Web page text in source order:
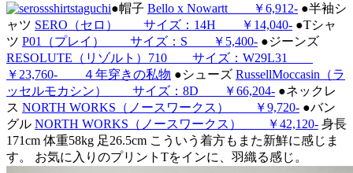
●帽子 Bello x Nowartt ￥6,912- ●半袖シ
ャツ SERO（セロ） サイズ：14H ￥14,040- ●Tシャ
ツ P01（プレイ） サイズ：S ￥5,400- ●ジーンズ
RESOLUTE（リゾルト）710 サイズ：W29L31
￥23,760- ４年穿きの私物 ●シューズ RussellMoccasin（ラ
ッセルモカシン） サイズ：8D ￥66,204- ●ネックレ
ス NORTH WORKS（ノースワークス） ￥9,720- ●バン
グル NORTH WORKS（ノースワークス） ￥42,120- 身長
171cm 体重58kg 足26.5cm こういう着方もまた新鮮に感じま
す。 お気に入りのプリントTをインに、羽織る感じ。